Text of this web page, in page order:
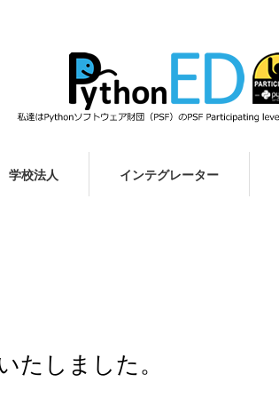
学校法人 インテグレーター
たしました。